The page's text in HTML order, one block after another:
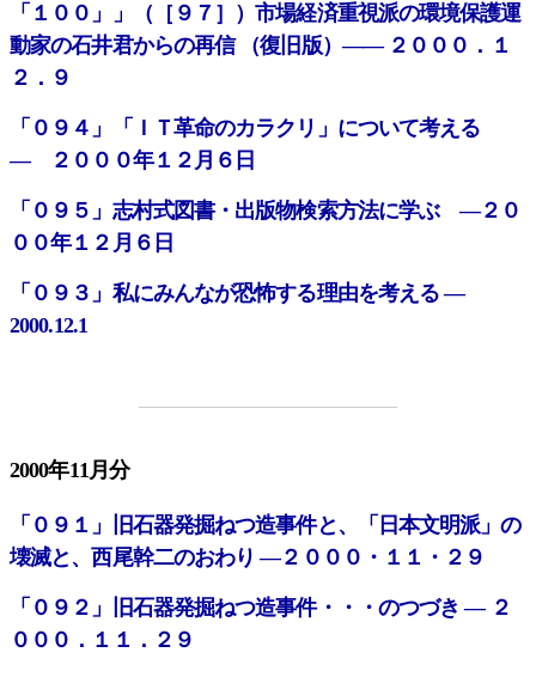
「１００」」（［９７］）市場経済重視派の環境保護運
動家の石井君からの再信 （復旧版）―― ２０００．１
２．９
「０９４」「ＩＴ革命のカラクリ」について考える
― ２０００年１２月６日
「０９５」志村式図書・出版物検索方法に学ぶ ―２０
００年１２月６日
「０９３」私にみんなが恐怖する理由を考える ―
2000.12.1
2000年11月分
「０９１」旧石器発掘ねつ造事件と、「日本文明派」の
壊滅と、西尾幹二のおわり ―２０００・１１・２９
「０９２」旧石器発掘ねつ造事件・・・のつづき ― ２
０００．１１．２９